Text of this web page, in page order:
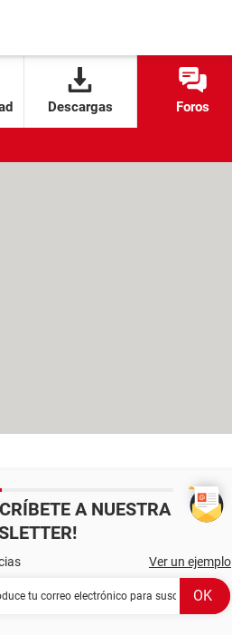
Descargas Foros
A NUESTRA
Ver un ejemplo